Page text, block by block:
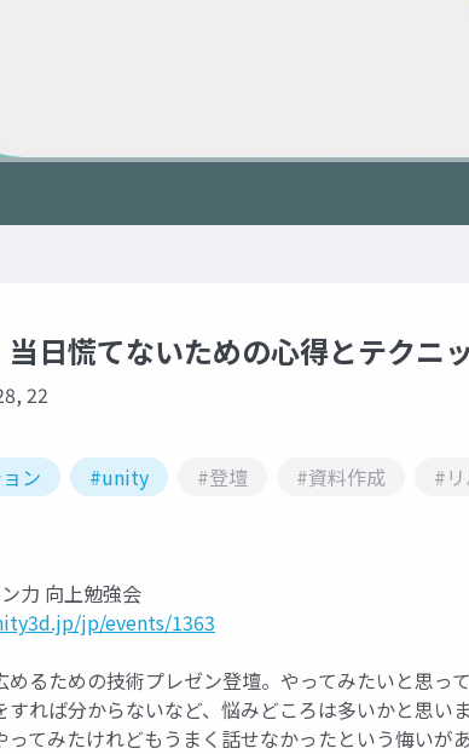
日慌てないための心得とテクニ
22
ン #unity #登壇 #資料作成 #
力 向上勉強会
jp/events/1363
めるための技術プレゼン登壇。やってみたいと思っ
すれば分からないなど、悩みどころは多いかと思い
ってみたけれどもうまく話せなかったという悔いが